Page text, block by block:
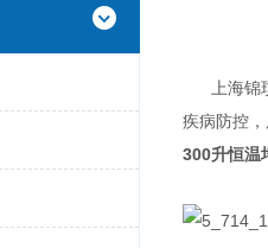
上海锦
疾病防控
300升恒温